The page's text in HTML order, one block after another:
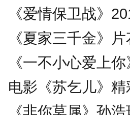
《爱情保卫战》
《夏家三千金》
《一不小心爱上
电影《苏乞儿》精
《非你莫属》孙